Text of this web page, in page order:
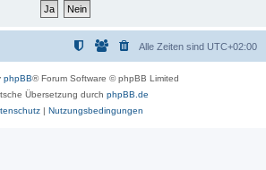
Alle Zeiten sind UTC+02:00
phpBB® Forum Software © phpBB Limited
Übersetzung durch phpBB.de
| Nutzungsbedingungen